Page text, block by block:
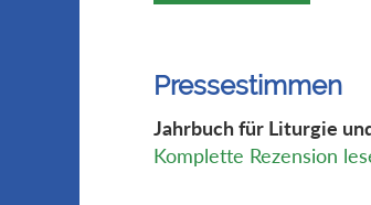
Pressestimmen
Jahrbuch für Liturgie
Komplette Rezension